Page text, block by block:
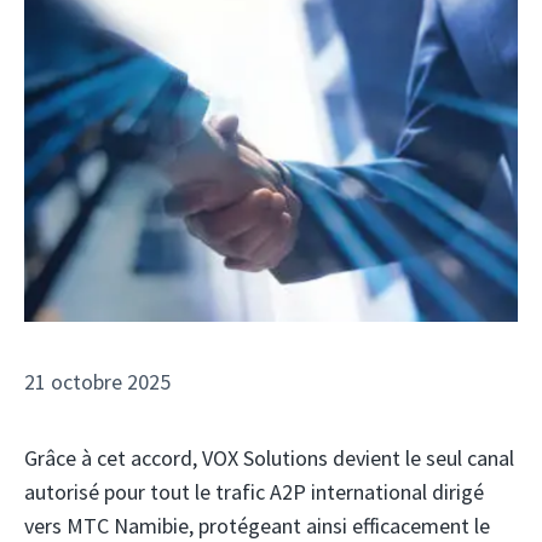
21 octobre 2025
Grâce à cet accord, VOX Solutions devient le seul canal
autorisé pour tout le trafic A2P international dirigé
vers MTC Namibie, protégeant ainsi efficacement le